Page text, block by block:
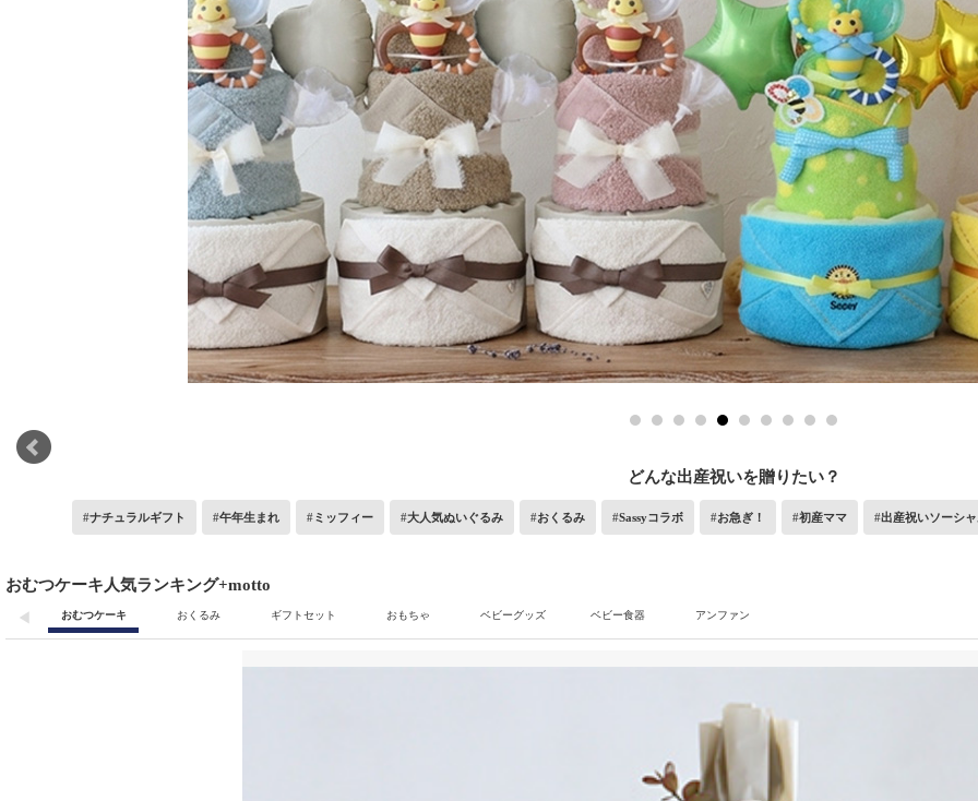
どんな出産祝いを贈りたい？
ナチュラルギフト 午年生まれ ミッフィー 大人気ぬいぐるみ おくるみ Sassyコラボ お急ぎ！ 初産ママ 出産祝いソーシ
おむつケーキ人気ランキング+motto
◀ おむつケーキ おくるみ ギフトセット おもちゃ ベビーグッズ ベビー食器 アンファン